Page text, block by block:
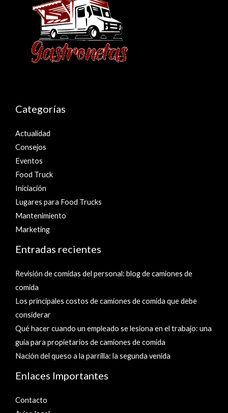
Categorías
Actualidad
Consejos
Eventos
Food Truck
Iniciación
Lugares para Food Trucks
Mantenimiento
Marketing
Entradas recientes
Revisión de comidas del personal: blog de camiones de
comida
Los principales costos de camiones de comida que debe
considerar
Qué hacer cuando un empleado se lesiona en el trabajo: una
guía para propietarios de camiones de comida
Nación del queso a la parrilla: la segunda venida
Enlaces Importantes
Contacto